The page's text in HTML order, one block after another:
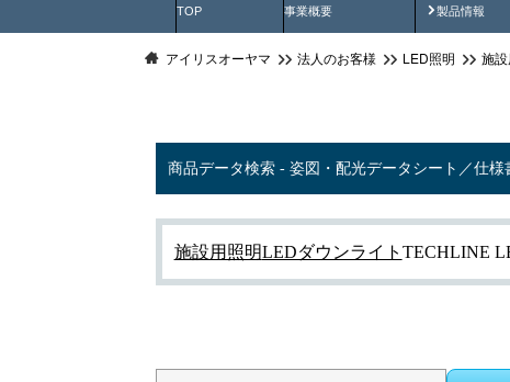
TOP 事業概要 製品情報
製品動画
アイリスオーヤマ 法人のお客様 LED照明 施
商品データ検索 - 姿図・配光データシート／仕様
施設用照明LEDダウンライト TECHLINE